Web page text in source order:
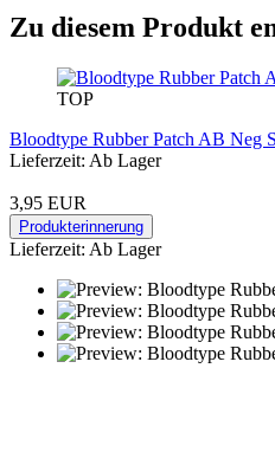
Zu diesem Produkt
TOP
Bloodtype Rubber Patch AB Neg
Lieferzeit: Ab Lager
3,95 EUR
Produkterinnerung
Lieferzeit: Ab Lager